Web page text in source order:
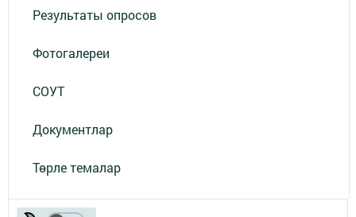
Результаты опросов
Фотогалереи
СОУТ
Документлар
Төрле темалар